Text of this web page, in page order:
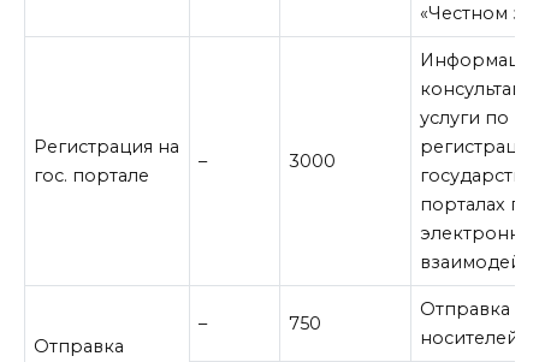
«Честном
Регистрация на
гос. портале
– 3000
услуги по
порталах по
Отправка
– 750
Отправка
носителей